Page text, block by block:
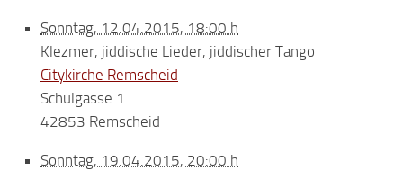
Sonntag, 12.04.2015, 18:00 h
Klezmer, jiddische Lieder, jiddischer Tango
Citykirche Remscheid
Schulgasse 1
42853 Remscheid
Sonntag, 19.04.2015, 20:00 h